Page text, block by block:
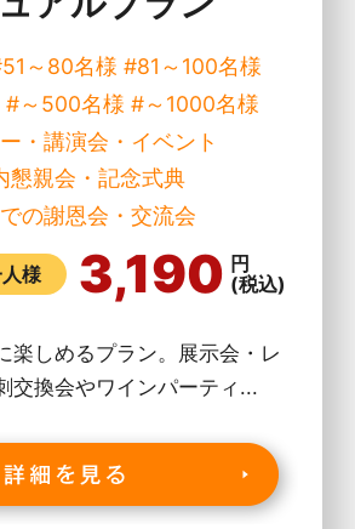
～80名様 #81～100名様
#～500名様 #～1000名様
・講演会・イベント
懇親会・記念式典
の謝恩会・交流会
様 3,190 円
(税込)
楽しめるプラン。展示会・レ
交換会やワインパーティ...